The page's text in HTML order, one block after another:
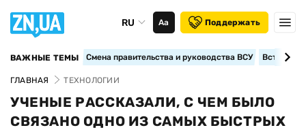
RU Аа Поддержать
ВАЖНЫЕ ТЕМЫ Смена правительства и руководства ВСУ
ГЛАВНАЯ ТЕХНОЛОГИИ
УЧЕНЫЕ РАССКАЗАЛИ, С ЧЕМ БЫЛО
СВЯЗАНО ОДНО ИЗ САМЫХ БЫСТРЫХ